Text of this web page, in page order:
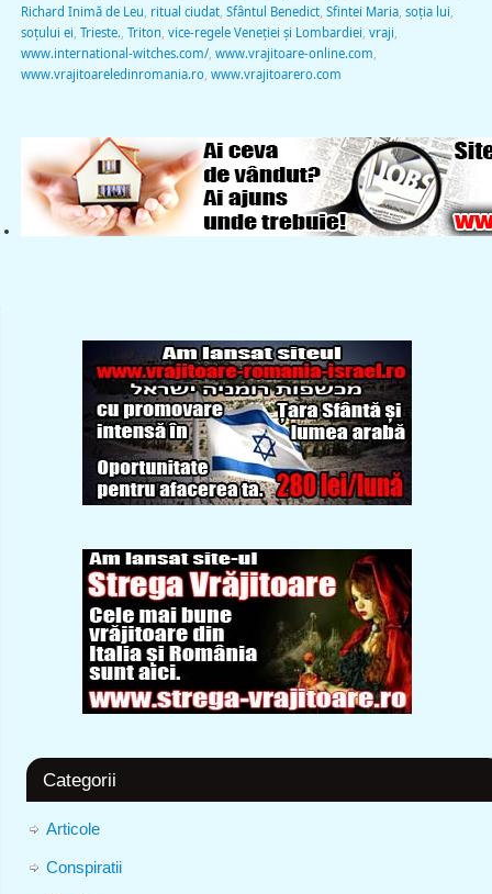
Richard Inimă de Leu ritual ciudat, Sfântul Benedict, Sfintei Maria, soţia lui
soţului ei Trieste. Triton vice-regele Veneţiei şi Lombardiei vraji
www.international-witches.com/, www.vrajitoare-online.com
www.vrajitoareledinromania.ro, www.vrajitoarero.com
Categorii
Articole
Conspiratii